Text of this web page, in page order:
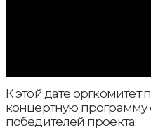
К этой дате оргкомитет
концертную программу
победителей проекта.